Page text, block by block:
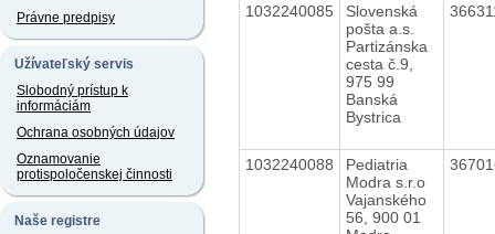
Právne predpisy
Užívateľský servis
Slobodný prístup k
informáciám
Ochrana osobných údajov
Oznamovanie
protispoločenskej činnosti
Naše registre
1032240085
Slovenská
pošta a.s.
Partizánska
cesta č.9,
975 99
Banská
Bystrica
1032240088
Pediatria
Modra s.r.o
Vajanského
56, 900 01